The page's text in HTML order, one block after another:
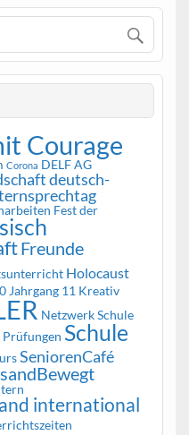
Courage
Corona DELF AG
deutsch-
Fest der
Freunde
Holocaust
Jahrgang 11 Kreativ
Netzwerk Schule
Prüfungen Schule
SeniorenCafé
international